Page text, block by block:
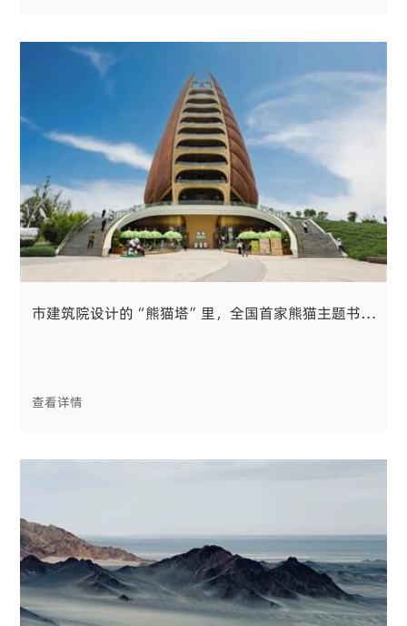
市建筑院设计的“熊猫塔”里，全国首家熊猫主题书店开业了
查看详情